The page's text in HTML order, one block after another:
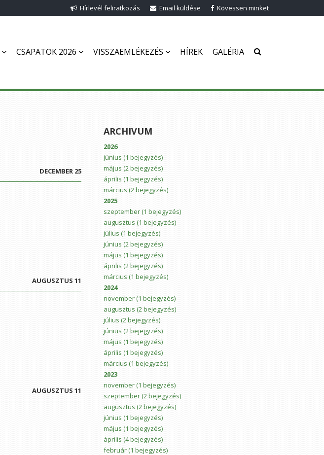
Kövessen minket
Email küldése
Hírlevél feliratkozás
CSAPATOK 2026 VISSZAEMLÉKEZÉS HÍREK GALÉRIA
DECEMBER 25
AUGUSZTUS 11
AUGUSZTUS 11
ARCHIVUM
2026
június (1 bejegyzés)
május (2 bejegyzés)
április (1 bejegyzés)
március (2 bejegyzés)
2025
szeptember(1 bejegyzés)
augusztus (1 bejegyzés)
július (1 bejegyzés)
június (2 bejegyzés)
május (1 bejegyzés)
április (2 bejegyzés)
március (1 bejegyzés)
2024
november (1 bejegyzés)
augusztus (2 bejegyzés)
július (2 bejegyzés)
június (2 bejegyzés)
május (1 bejegyzés)
április (1 bejegyzés)
március (1 bejegyzés)
2023
november (1 bejegyzés)
szeptember (2 bejegyzés)
augusztus (2 bejegyzés)
június (1 bejegyzés)
május (1 bejegyzés)
április (4 bejegyzés)
február (1 bejegyzés)